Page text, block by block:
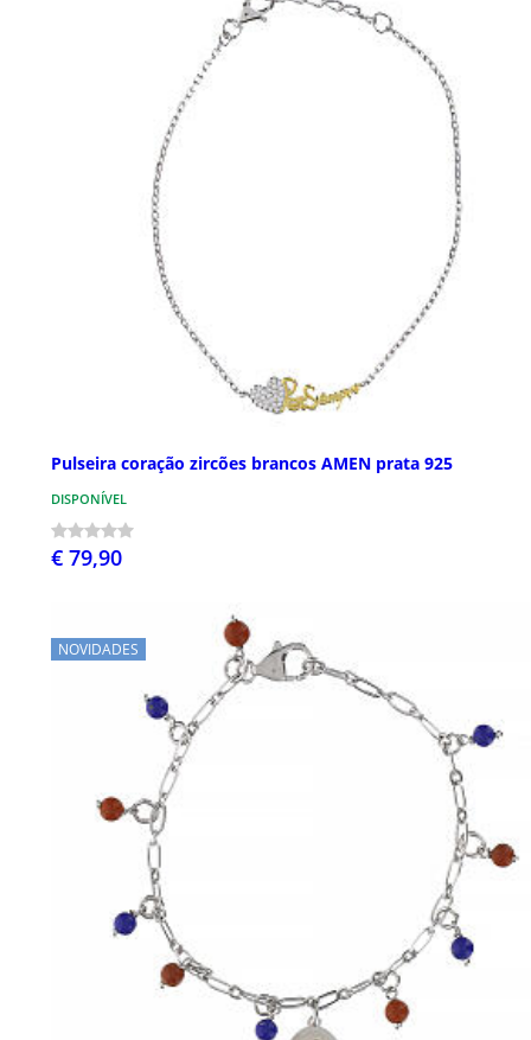
Pulseira coração zircões brancos AMEN prata 925
DISPONÍVEL
€ 79,90
NOVIDADES